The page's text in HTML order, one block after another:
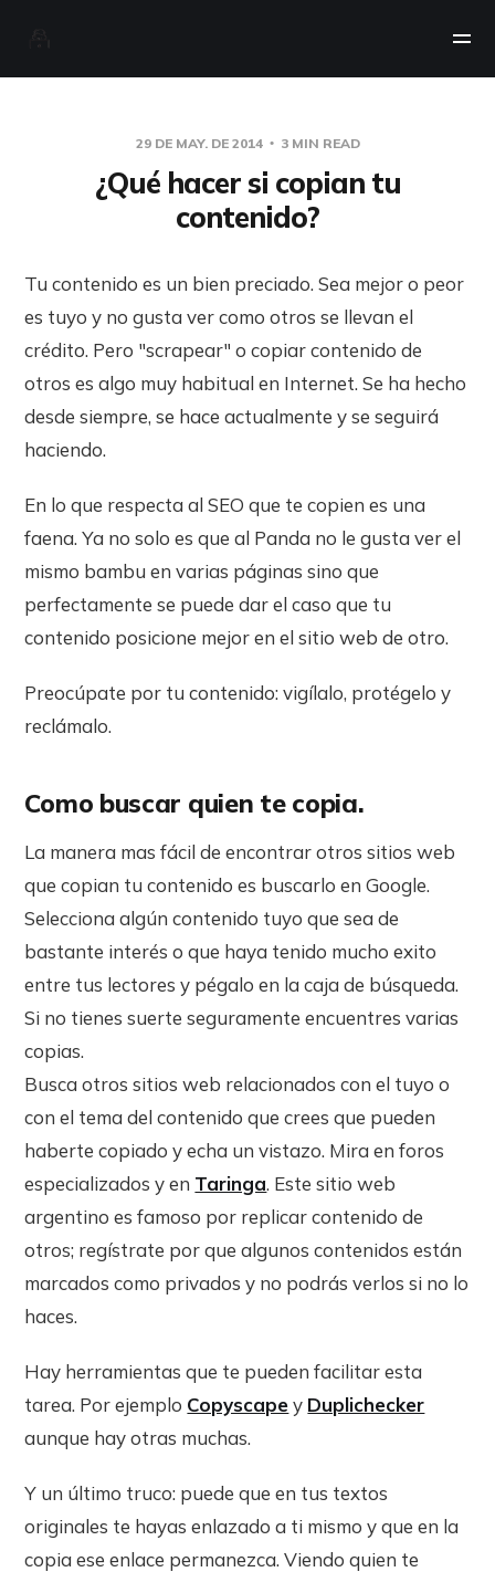
29 DE MAY. DE 2014 3 MIN READ
¿Qué hacer si copian tu
contenido?
Tu contenido es un bien preciado. Sea mejor o peor
es tuyo y no gusta ver como otros se llevan el
crédito. Pero "scrapear" o copiar contenido de
otros es algo muy habitual en Internet. Se ha hecho
desde siempre, se hace actualmente y se seguirá
haciendo.
En lo que respecta al SEO que te copien es una
faena. Ya no solo es que al Panda no le gusta ver el
mismo bambu en varias páginas sino que
perfectamente se puede dar el caso que tu
contenido posicione mejor en el sitio web de otro.
Preocúpate por tu contenido: vigílalo, protégelo y
reclámalo.
Como buscar quien te copia.
La manera mas fácil de encontrar otros sitios web
que copian tu contenido es buscarlo en Google.
Selecciona algún contenido tuyo que sea de
bastante interés o que haya tenido mucho exito
entre tus lectores y pégalo en la caja de búsqueda.
Si no tienes suerte seguramente encuentres varias
copias.
Busca otros sitios web relacionados con el tuyo o
con el tema del contenido que crees que pueden
haberte copiado y echa un vistazo. Mira en foros
especializados y en Taringa. Este sitio web
argentino es famoso por replicar contenido de
otros; regístrate por que algunos contenidos están
marcados como privados y no podrás verlos si no lo
haces.
Hay herramientas que te pueden facilitar esta
tarea. Por ejemplo Copyscapey Duplichecker
aunque hay otras muchas.
Y un último truco: puede que en tus textos
originales te hayas enlazado a ti mismo y que en la
copia ese enlace permanezca. Viendo quien te